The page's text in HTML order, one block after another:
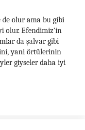
de olur ama bu gibi
olur. Efendimiz’in
da şalvar gibi
yani örtülerinin
giyseler daha iyi